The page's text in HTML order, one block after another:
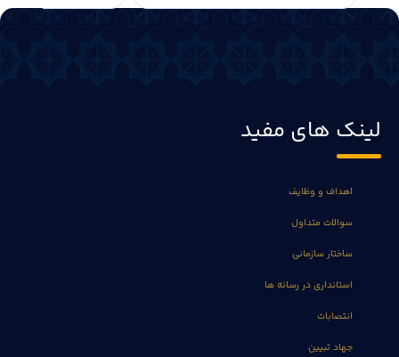
لینک های مفید
اهداف و وظایف
سوالات متداول
ساختار سازمانی
استانداری در رسانه ها
انتصابات
جهاد تبیین